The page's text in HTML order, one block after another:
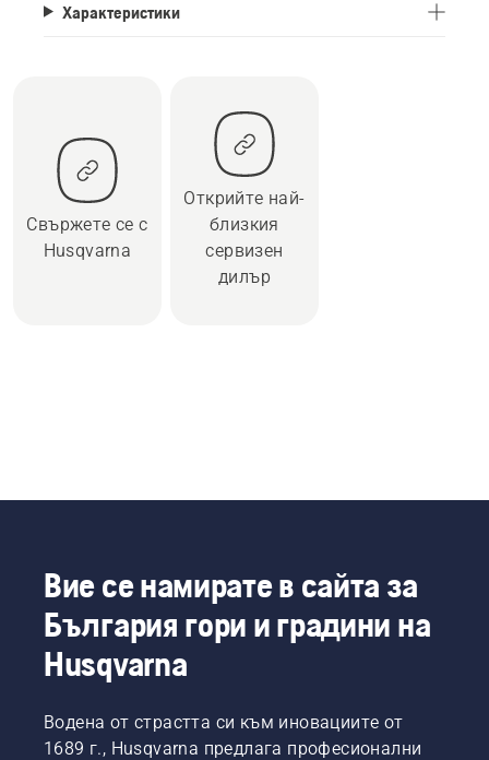
Характеристики
Свържете се с
Husqvarna
Открийте най-
близкия
сервизен
дилър
Вие се намирате в сайта за
България гори и градини на
Husqvarna
Водена от страстта си към иновациите от
1689 г., Husqvarna предлага професионални